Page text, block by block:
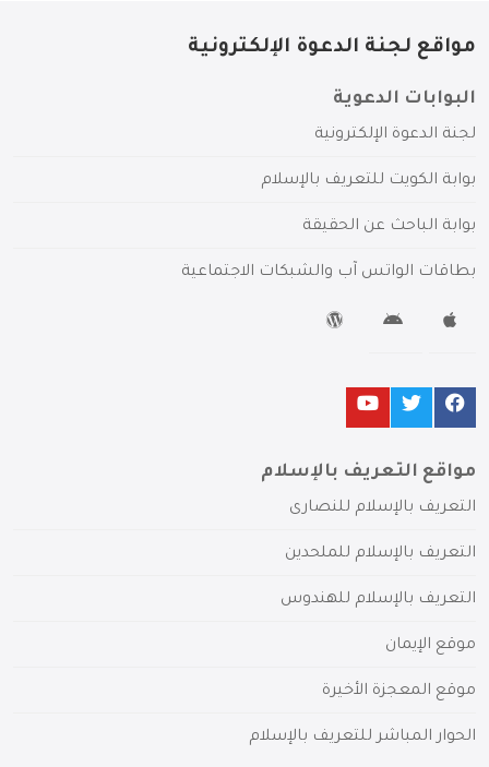
مواقع لجنة الدعوة الإلكترونية
البوابات الدعوية
لجنة الدعوة الإلكترونية
بوابة الكويت للتعريف بالإسلام
بوابة الباحث عن الحقيقة
بطاقات الواتس آب والشبكات الاجتماعية
مواقع التعريف بالإسلام
التعريف بالإسلام للنصارى
التعريف بالإسلام للملحدين
التعريف بالإسلام للهندوس
موقع الإيمان
موقع المعجزة الأخيرة
الحوار المباشر للتعريف بالإسلام